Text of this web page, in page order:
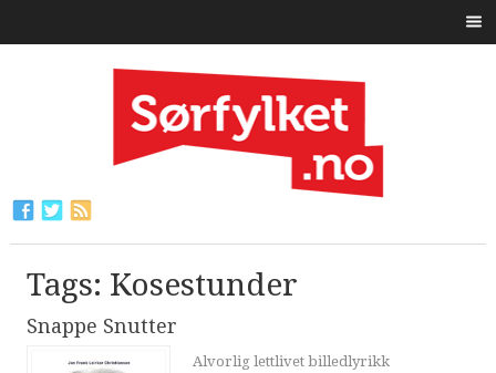
Tags: Kosestunder
Snappe Snutter
Alvorlig lettlivet billedlyrikk